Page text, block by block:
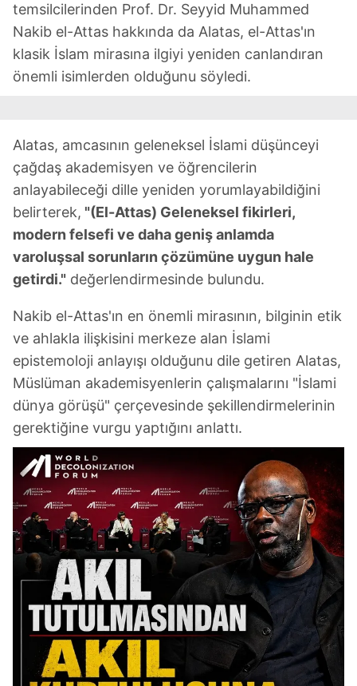
temsilcilerinden Prof. Dr. Seyyid Muhammed
Nakib el-Attas hakkında da Alatas, el-Attas'ın
klasik İslam mirasına ilgiyi yeniden canlandıran
önemli isimlerden olduğunu söyledi.
Alatas, amcasının geleneksel İslami düşünceyi
çağdaş akademisyen ve öğrencilerin
anlayabileceği dille yeniden yorumlayabildiğini
belirterek, "(El-Attas) Geleneksel fikirleri,
modern felsefi ve daha geniş anlamda
varoluşsal sorunların çözümüne uygun hale
getirdi." değerlendirmesinde bulundu.
Nakib el-Attas'ın en önemli mirasının, bilginin etik
ve ahlakla ilişkisini merkeze alan İslami
epistemoloji anlayışı olduğunu dile getiren Alatas,
Müslüman akademisyenlerin çalışmalarını "İslami
dünya görüşü" çerçevesinde şekillendirmelerinin
gerektiğine vurgu yaptığını anlattı.